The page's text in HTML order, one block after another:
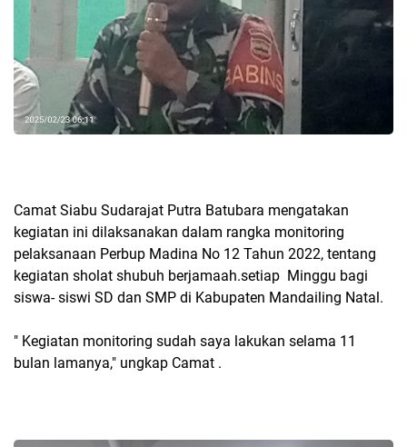
Camat Siabu Sudarajat Putra Batubara mengatakan
kegiatan ini dilaksanakan dalam rangka monitoring
pelaksanaan Perbup Madina No 12 Tahun 2022, tentang
kegiatan sholat shubuh berjamaah.setiap Minggu bagi
siswa- siswi SD dan SMP di Kabupaten Mandailing Natal.
" Kegiatan monitoring sudah saya lakukan selama 11
bulan lamanya," ungkap Camat .